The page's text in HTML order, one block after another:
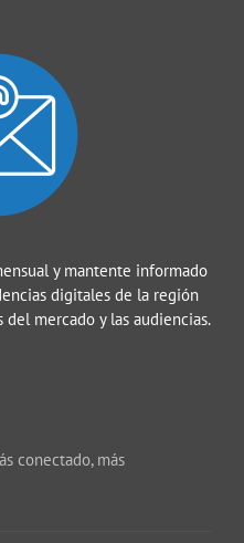
y mantente informado
digitales de la región
mercado y las audiencias.
conectado, más